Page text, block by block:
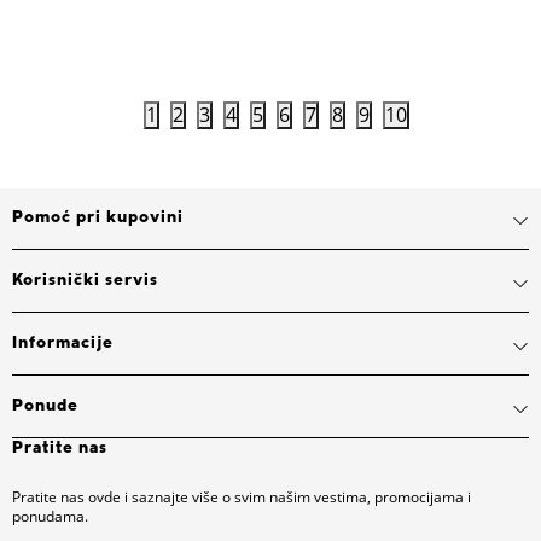
1 2 3 4 5 6 7 8 9 10
Pomoć pri kupovini
Korisnički servis
Informacije
Ponude
Pratite nas
Pratite nas ovde i saznajte više o svim našim vestima, promocijama i
ponudama.